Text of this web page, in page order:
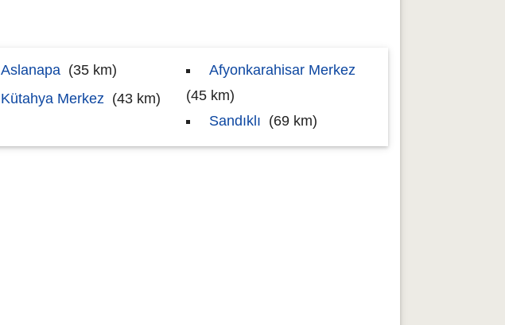
Aslanapa (35 km)
Kütahya Merkez (43 km)
Afyonkarahisar Merkez
(45 km)
Sandıklı (69 km)